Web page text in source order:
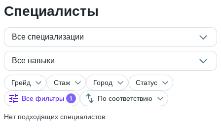
Специалисты
Все специализации
Все навыки
Грейд Стаж Город
Статус
Все фильтры
1 По соответствию
Нет подходящих специалистов